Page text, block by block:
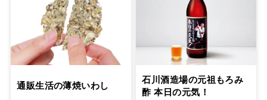
通販生活の薄焼いわし
石川酒造場の元祖もろみ
酢 本日の元気！